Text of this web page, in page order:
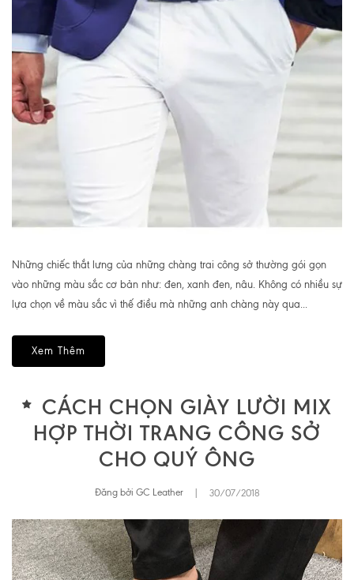
Những chiếc thắt lưng của những chàng trai công sở thường gói gọn
vào những màu sắc cơ bản như: đen, xanh đen, nâu. Không có nhiều sự
lựa chọn về màu sắc vì thế điều mà những anh chàng này qua...
Xem Thêm
CÁCH CHỌN GIÀY LƯỜI MIX
HỢP THỜI TRANG CÔNG SỞ
CHO QUÝ ÔNG
Đăng bởi GC Leather 30/07/2018